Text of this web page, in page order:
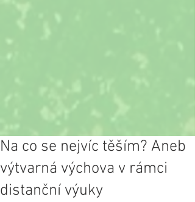
Na co se nejvíc těším? Aneb
výtvarná výchova v rámci
distanční výuky